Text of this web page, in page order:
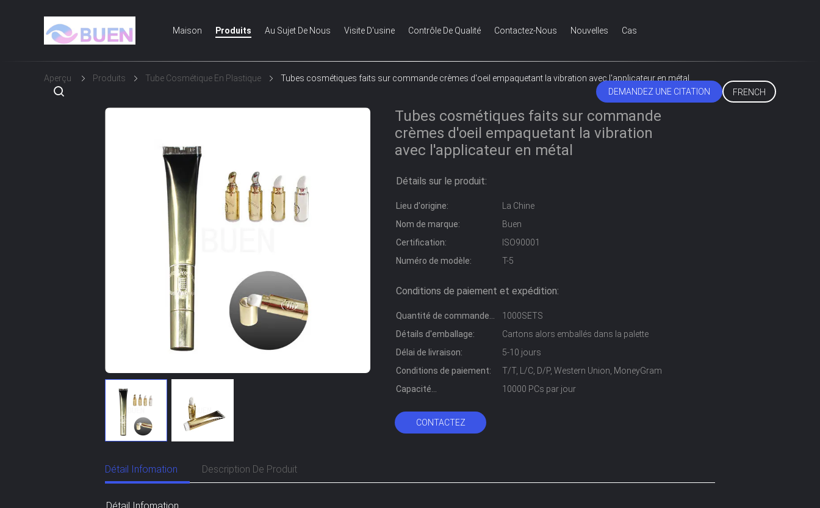
Maison Produits Au Sujet De Nous Visite D'usine Contrôle De Qualité Contactez-Nous Nouvelles Cas
DEMANDEZ UNE CITATION FRENCH
Aperçu Produits Tube Cosmétique En Plastique Tubes cosmétiques faits sur commande crèmes d'oeil empaquetant la vibration avec l'applicateur en métal
Tubes cosmétiques faits sur commande
crèmes d'oeil empaquetant la vibration
avec l'applicateur en métal
Détails sur le produit:
Lieu d'origine:
La Chine
Nom de marque:
Buen
Certification:
ISO90001
Numéro de modèle:
T-5
Conditions de paiement et expédition:
Quantité de commande
min:
1000SETS
Détails d'emballage:
Cartons alors emballés dans la palette
Délai de livraison:
5-10 jours
Conditions de paiement:
T/T, L/C, D/P, Western Union, MoneyGram
Capacité
10000 PCs par jour
CONTACTEZ
Détail Infomation Description De Produit